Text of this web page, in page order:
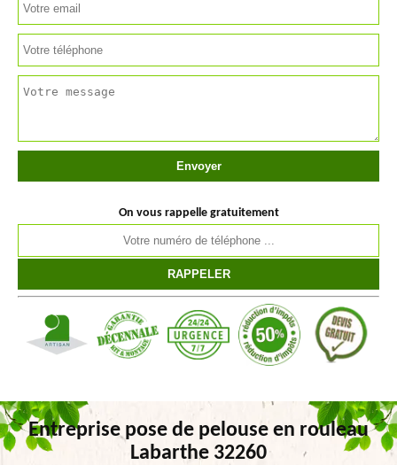
On vous rappelle gratuitement
Entreprise pose de pelouse en rouleau
Labarthe 32260